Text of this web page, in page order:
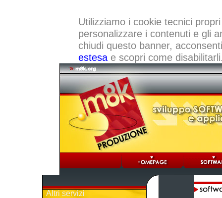
Utilizziamo i cookie tecnici
personalizzare i contenuti e gli
chiudi questo banner,
estesae scopri come
Altri servizi